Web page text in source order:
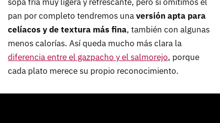
pan por completo tendremos unaversión apta para
celíacos y de textura más fina, también con algunas
menos calorías. Así queda mucho más clara la
diferencia entre el gazpacho y el salmorejo, porque
cada plato merece su propio reconocimiento.